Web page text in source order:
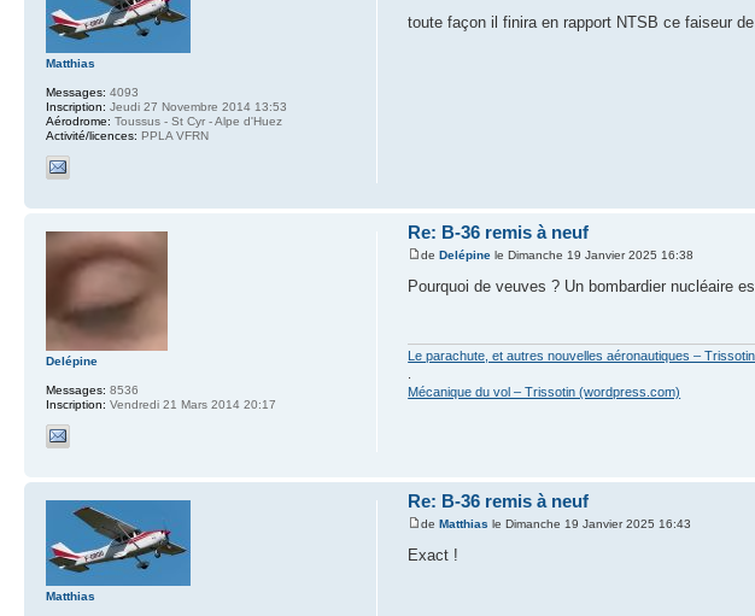
toute façon il finira en rapport NTSB ce faiseur
Matthias
Messages: 4093
Inscription: Jeudi 27 Novembre 2014 13:53
Aérodrome: Toussus - St Cyr - Alpe d'Huez
Activité/licences: PPLA VFRN
Re: B-36 remis à neuf
deDelépine le Dimanche 19 Janvier 2025 16:38
Pourquoi de veuves ? Un bombardier nucléaire
Le parachute, et autres nouvelles aéronautiques –
Mécanique du vol – Trissotin (wordpress.com)
Delépine
Messages: 8536
Inscription: Vendredi 21 Mars 2014 20:17
Re: B-36 remis à neuf
deMatthias le Dimanche 19 Janvier 2025 16:43
Exact !
Matthias